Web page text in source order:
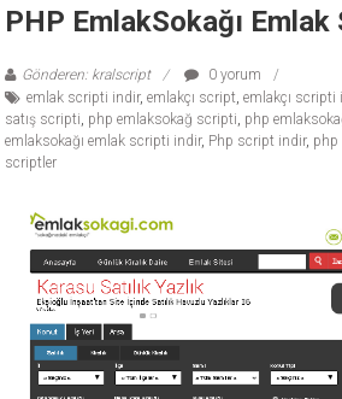
PHP EmlakSokağı
Gönderen: kralscript
0 yorum
emlak scripti indir,emlakçı script,emlakçı scripti
satış scripti, php emlaksokağ scripti, php
emlaksokağı emlak scripti indir, Php script indir, php
scriptler